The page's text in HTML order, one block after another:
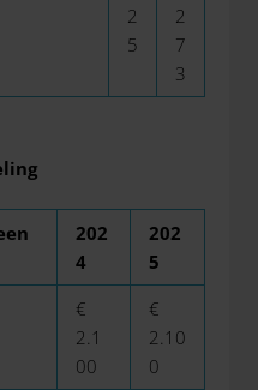
2
5
2
7
3
202
4
202
5
€
2.1
00
€
2.10
0